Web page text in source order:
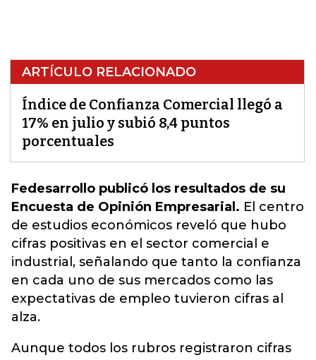
ARTÍCULO RELACIONADO
Índice de Confianza Comercial llegó a
17% en julio y subió 8,4 puntos
porcentuales
Fedesarrollo publicó los resultados de su
Encuesta de Opinión Empresarial. El centro
de estudios económicos reveló que hubo
cifras positivas en el sector comercial e
industrial, señalando que tanto la confianza
en cada uno de sus mercados como las
expectativas de empleo tuvieron cifras al
alza.
Aunque todos los rubros registraron cifras